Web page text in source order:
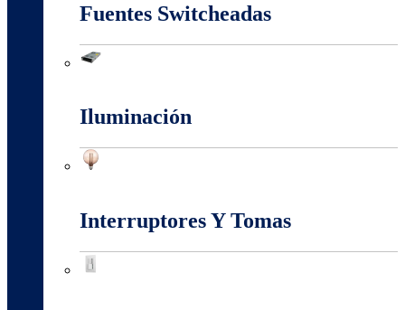
Fuentes Switcheadas
Iluminación
Interruptores Y Tomas